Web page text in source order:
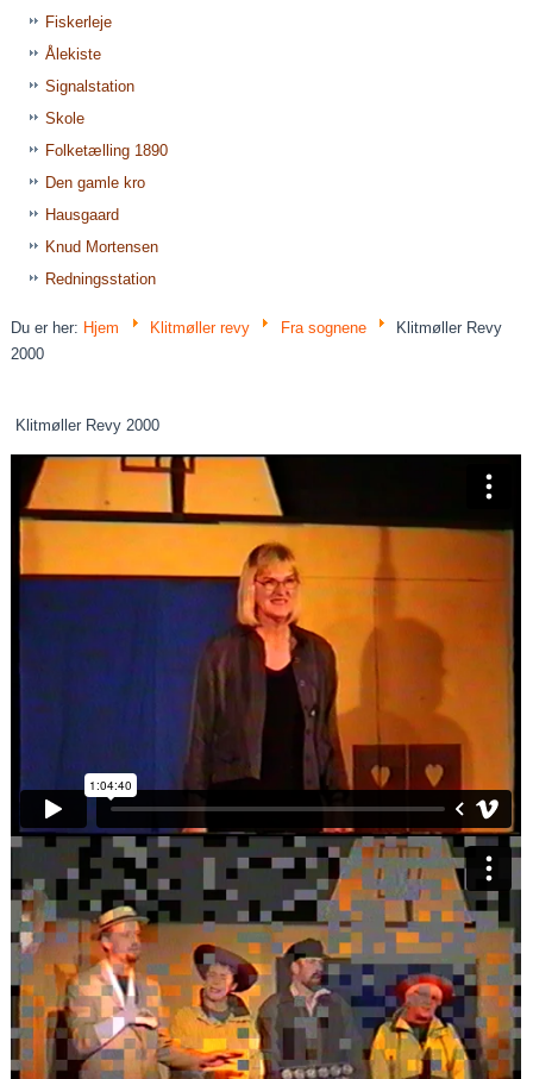
Fiskerleje
Ålekiste
Signalstation
Skole
Folketælling 1890
Den gamle kro
Hausgaard
Knud Mortensen
Redningsstation
Du er her: Hjem Klitmøller revy Fra sognene
Klitmøller Revy
2000
Klitmøller Revy 2000